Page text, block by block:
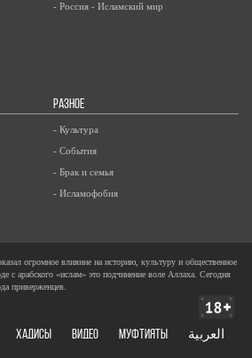
- Россия - Исламский мир
РАЗНОЕ
- Культура
- События
- Брак и семья
- Исламофобия
огромное влияние на историю, культуру и общественное
с арабского «ислам» это подчинение воле Аллаха. Сегодня
приверженцев.
ХАДИСЫ ВИДЕО Муфтияты العربية